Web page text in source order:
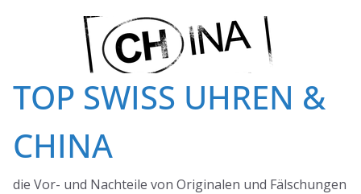
TOP SWISS UHREN &
CHINA
die Vor- und Nachteile von Originalen und Fälschungen